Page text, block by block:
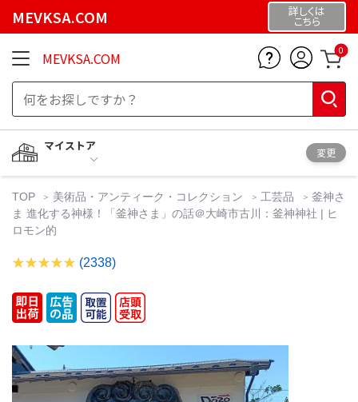
MEVKSA.COM 詳しくは
こちら
MEVKSA.COM 0
マイストア
変更
TOP 美術品・アンティーク・コレクション 工芸品
釜神さ
ま 進化する神様！「釜神さま」の話＠大崎市古川：釜神神社 | ヒ
ロモン的
(2338)